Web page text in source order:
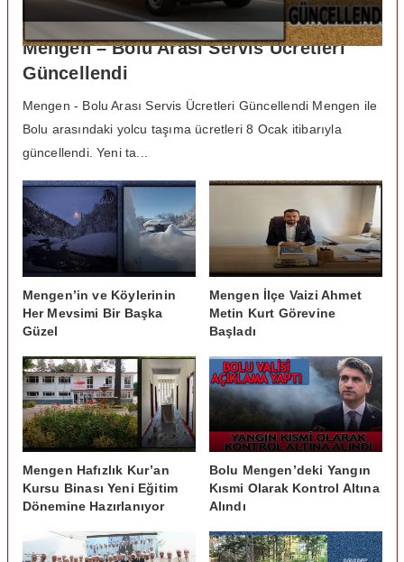
Mengen – Bolu Arası Servis Ücretleri
Güncellendi
Mengen - Bolu Arası Servis Ücretleri Güncellendi Mengen ile
Bolu arasındaki yolcu taşıma ücretleri 8 Ocak itibarıyla
güncellendi. Yeni ta...
Mengen’in ve Köylerinin
Her Mevsimi Bir Başka
Güzel
Mengen İlçe Vaizi Ahmet
Metin Kurt Görevine
Başladı
Mengen Hafızlık Kur’an
Kursu Binası Yeni Eğitim
Dönemine Hazırlanıyor
Bolu Mengen’deki Yangın
Kısmi Olarak Kontrol Altına
Alındı